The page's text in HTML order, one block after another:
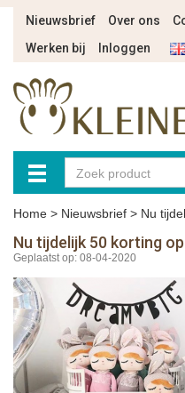
Nieuwsbrief Over ons
Werken bij
Inloggen
Home > Nieuwsbrief > Nu
Nu tijdelijk 50 korting
Geplaatst op: 08-04-2020